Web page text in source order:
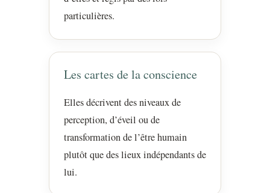
particulières.
Les cartes de la conscience
Elles décrivent des niveaux de
perception, d’éveil ou de
transformation de l’être humain
plutôt que des lieux indépendants de
lui.